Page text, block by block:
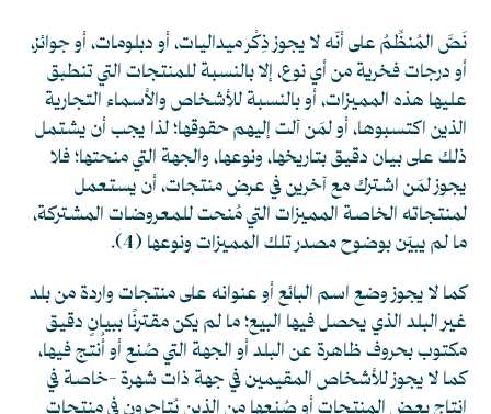
نَصَّ المُنظِّمُ على أنّه لا يجوز ذِكْر ميداليات، أو دبلومات، أو جوائز،
أو درجات فخرية من أي نوع، إلا بالنسبة للمنتجات التي تنطبق
عليها هذه المميزات، أو بالنسبة للأشخاص والأسماء التجارية
الذين اكتسبوها، أو لمَن آلت إليهم حقوقها؛ لذا يجب أن يشتمل
ذلك على بيان دقيق بتاريخها، ونوعها، والجهة التي منحتها؛ فلا
يجوز لمَن اشترك مع آخرين في عرض منتجات، أن يستعمل
لمنتجاته الخاصة المميزات التي مُنحت للمعروضات المشتركة،
ما لم يبيّن بوضوح مصدر تلك المميزات ونوعها (4)
.
كما لا يجوز وضع اسم البائع أو عنوانه على منتجات واردة من بلد
غير البلد الذي يحصل فيها البيع؛ ما لم يكن مقترنًا ببيانٍ دقيق
مكتوب بحروف ظاهرة عن البلد أو الجهة التي صُنع أو أُنتج فيها،
كما لا يجوز للأشخاص المقيمين في جهة ذات شهرة -خاصة في